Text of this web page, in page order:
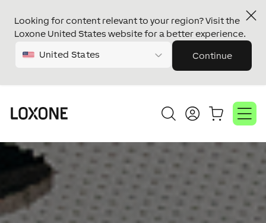
Looking for content relevant to your region? Visit the
Loxone United States website for a better experience.
United States Continue